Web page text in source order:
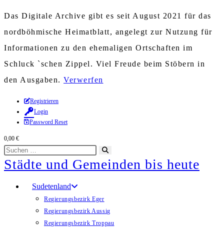
Das Digitale Archive gibt es seit August 2021 für das
nordböhmische Heimatblatt, angelegt zur Nutzung für
Informationen zu den ehemaligen Ortschaften im
Schluck `schen Zippel. Viel Freude beim Stöbern in
den Ausgaben. Verwerfen
Zum
Inhalt
springen
Registrieren
Login
Password Reset
0,00 €
Diese
Website
durchsuchen
starten
Städte und Gemeinden bis heute
Sudetenland
Regierungsbezirk Eger
Regierungsbezirk Aussig
Regierungsbezirk Troppau